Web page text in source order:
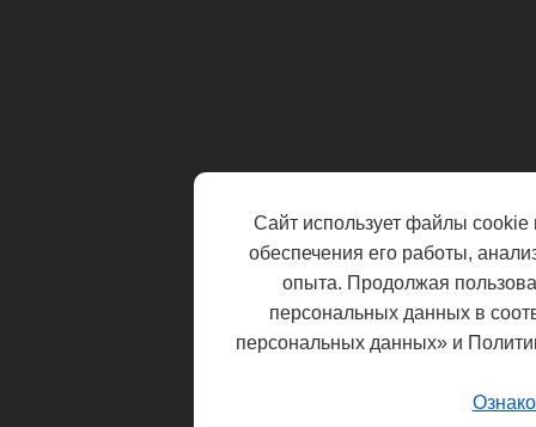
Сайт использует файлы cookie
обеспечения его работы,
опыта. Продолжая
персональных данных в
персональных данных» и